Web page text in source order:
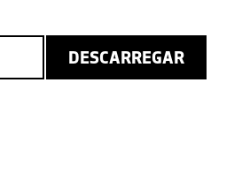
DESCARREGAR